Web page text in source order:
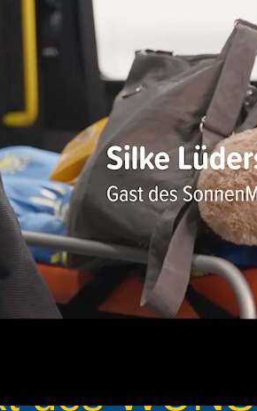
dabei, dieses Projekt weiterhin mit Leben zu
wir zukünftig mit diesem Projekt einen
strahlen –
die zählen.
des